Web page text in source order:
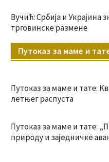
Вучић: Србија и Украјина
трговинске размене
Путоказ за маме и
Путоказ за маме и тате:
летњег распуста
Путоказ за маме и тате:
природу и заједничке